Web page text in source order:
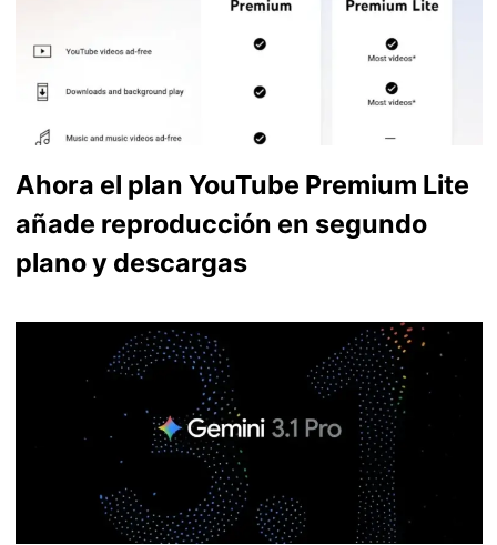
Ahora el plan YouTube Premium Lite
añade reproducción en segundo
plano y descargas